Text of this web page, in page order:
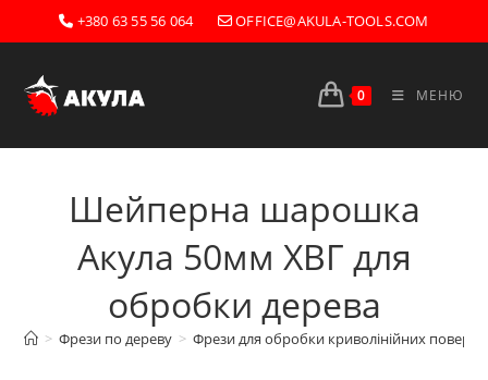
Перейти
до
+380 63 55 56 064 OFFICE@AKULA-TOOLS.COM
0 МЕНЮ
Шейперна шарошка
Акула 50мм ХВГ для
обробки дерева
> Фрези по дереву > Фрези для обробки криволінійних